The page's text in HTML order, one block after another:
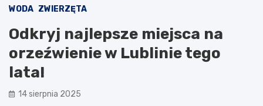
WODA ZWIERZĘTA
Odkryj najlepsze miejsca na
orzeźwienie w Lublinie tego
lata!
14 sierpnia 2025